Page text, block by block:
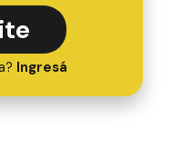
Ingresá